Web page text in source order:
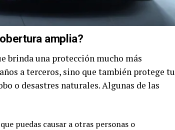
amplia?
brinda una protección mucho más
a terceros, sino que también protege tu
o desastres naturales. Algunas de las
puedas causar a otras personas o